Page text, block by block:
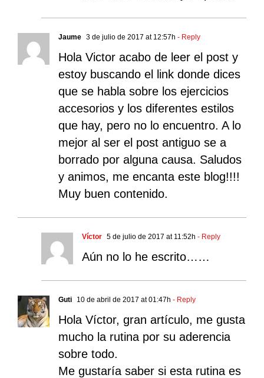
Jaume 3 de julio de 2017 at 12:57h - Reply
Hola Victor acabo de leer el post y
estoy buscando el link donde dices
que se habla sobre los ejercicios
accesorios y los diferentes estilos
que hay, pero no lo encuentro. A lo
mejor al ser el post antiguo se a
borrado por alguna causa. Saludos
y animos, me encanta este blog!!!!
Muy buen contenido.
Víctor 5 de julio de 2017 at 11:52h - Reply
Aún no lo he escrito……
Guti 10 de abril de 2017 at 01:47h - Reply
Hola Víctor, gran artículo, me gusta
mucho la rutina por su aderencia
sobre todo.
Me gustaría saber si esta rutina es